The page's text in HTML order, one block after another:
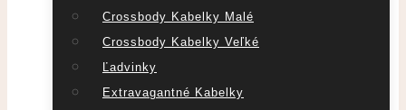
Crossbody Kabelky Malé
Crossbody Kabelky Veľké
Ľadvinky
Extravagantné Kabelky